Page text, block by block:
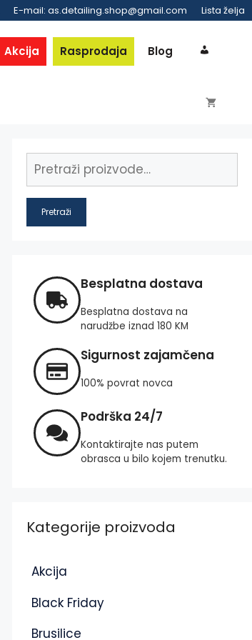
E-mail: as.detailing.shop@gmail.com Lista želja
Akcija Rasprodaja Blog
Pretraži
Besplatna dostava
Besplatna dostava na
narudžbe iznad 180 KM
Sigurnost zajamčena
100% povrat novca
Podrška 24/7
Kontaktirajte nas putem
obrasca u bilo kojem trenutku.
Kategorije proizvoda
Akcija
Black Friday
Brusilice